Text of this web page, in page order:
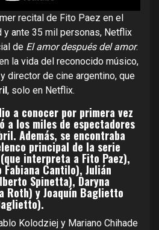
recital de Fito Paez en el
y ante 35 mil personas, Netflix
de El amor después del amor.
la vida del reconocido músico,
director de cine argentino, que
, solo en Netflix.
a conocer por primera vez
a los miles de espectadores
Además, se encontraba
principal de la serie
interpreta a Fito Paez),
Cantilo), Julián
Spinetta), Daryna
Roth) y Joaquín Baglietto
Kolodziej y Mariano Chihade